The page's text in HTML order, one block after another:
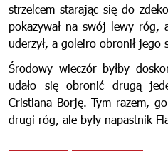
strzelcem starając się do
pokazywał na swój lewy
uderzył, a goleiro obronił jego
Środowy wieczór byłby
udało się obronić drugą
Cristiana Borję. Tym razem,
drugi róg, ale były napastnik